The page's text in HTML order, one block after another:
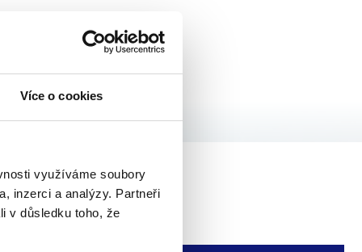
Více o cookies
využíváme soubory
inzerci a analýzy. Partneři
v důsledku toho, že